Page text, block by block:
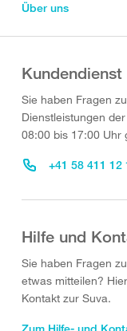
Über uns
Kundendienst
Sie haben Fragen
Dienstleistungen
08:00 bis 17:00 Uhr
+41 58 411 12
Hilfe und
Sie haben Fragen
etwas mitteilen?
Kontakt zur Suva.